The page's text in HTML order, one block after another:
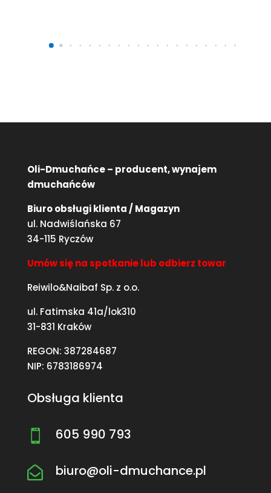
Oli-Dmuchańce – producent, wynajem
dmuchańców
Biuro obsługi klienta / Magazyn
ul. Nadwiślańska 67
34-115 Ryczów
Umów się na spotkanie lub odbierz towar
Reiwilo&Naibaf Sp. z o.o.
ul. Fatimska 41a/lok310
31-831 Kraków
REGON: 387284687
NIP: 6783186974
Obsługa klienta
 605 990 793
 biuro@oli-dmuchance.pl